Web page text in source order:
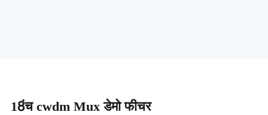
18ंच cwdm Mux डेमो फीचर